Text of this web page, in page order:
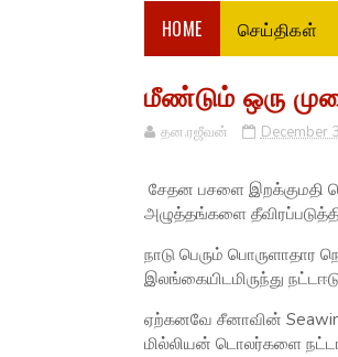
HOME செய்திகள்
மீண்டும் ஒரு
தன.ரஜீவன் December
சேதன பசளை இறக்குமதி
அழுத்தங்களை
நாடு பெரும் பொருளாதார
இலங்கையிடமிருந்து
ஏற்கனவே சீனாவின் Seawin
மில்லியன் டொலர்களை